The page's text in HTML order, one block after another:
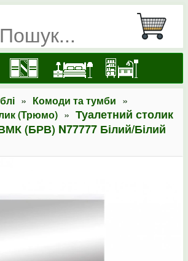
» Комоди та тумби »
(Трюмо) » Туалетний столик
(БРВ) N77777 Білий/Білий